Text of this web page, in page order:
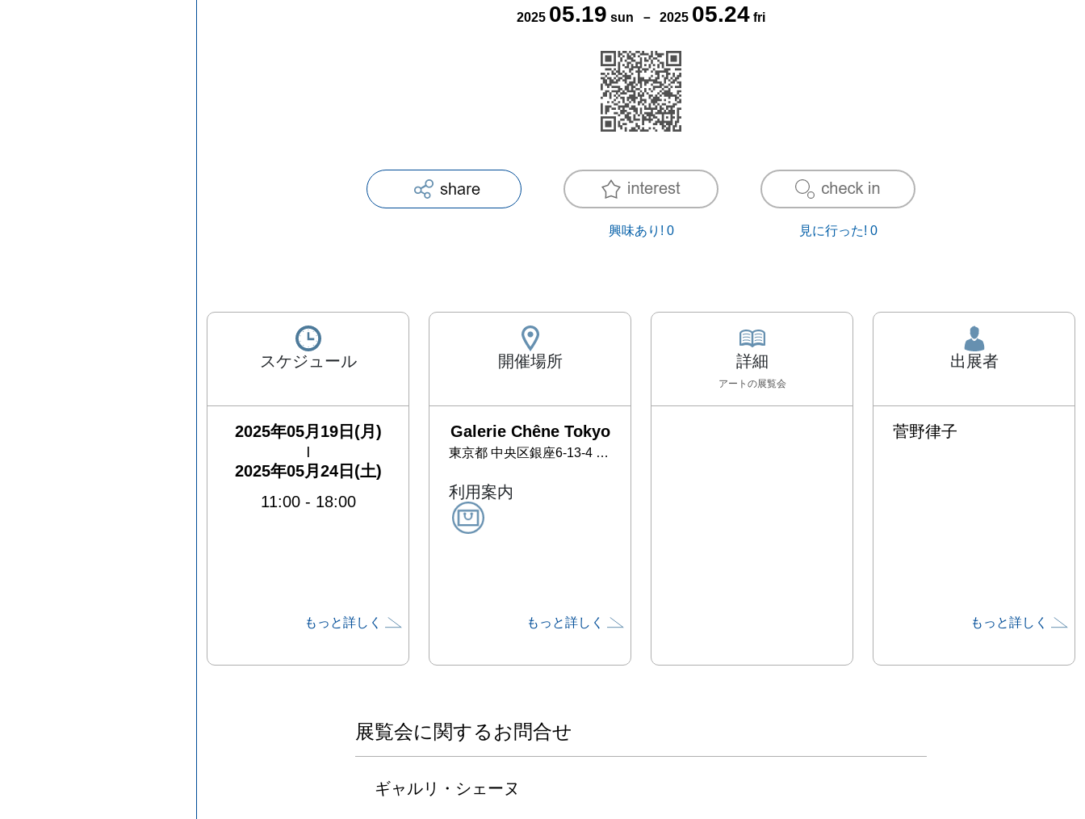
2025 05.19 sun － 2025 05.24 fri
興味あり! 0 見に行った! 0
スケジュール
2025年05月19日(月)
2025年05月24日(土)
11:00- 18:00
もっと詳しく
開催場所
Galerie Chêne Tokyo
東京都 中央区銀座6-13-4 銀座S2ビル1F
利用案内
もっと詳しく
詳細
アート の展覧会
出展者
菅野律子
もっと詳しく
展覧会に関するお問合せ
ギャルリ・シェーヌ